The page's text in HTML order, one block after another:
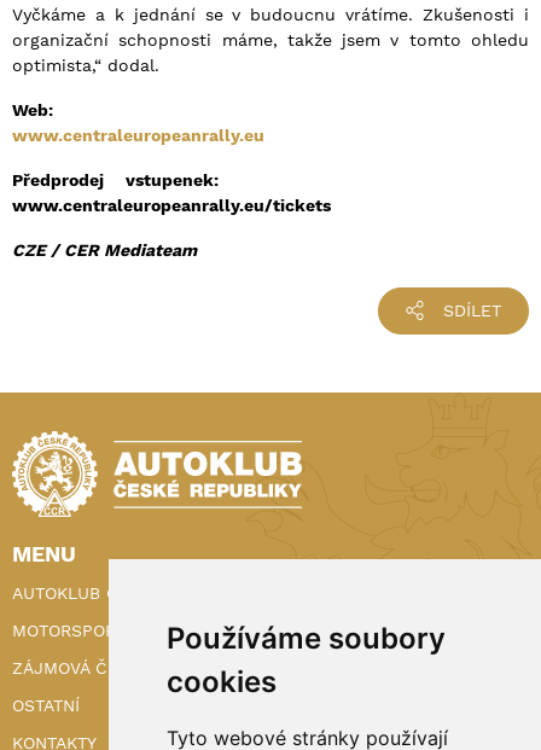
Používáme soubory
cookies
Tyto webové stránky používají
Vyčkáme a k jednání se v budoucnu vrátíme. Zkušenosti i
organizační schopnosti máme, takže jsem v tomto ohledu
optimista,“ dodal.
Web:
www.centraleuropeanrally.eu
Předprodej vstupenek:
www.centraleuropeanrally.eu/tickets
CZE / CER Mediateam
SDÍLET
MENU
AUTOKLUB ČR
MOTORSPORT
ZÁJMOVÁ ČINNOST
OSTATNÍ
KONTAKTY